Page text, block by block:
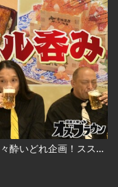
オズブラウン #87 1月11日放送『新春早々酔いどれ企画！ススキノビル呑み探訪 ～わたなべビル編～（前編）』